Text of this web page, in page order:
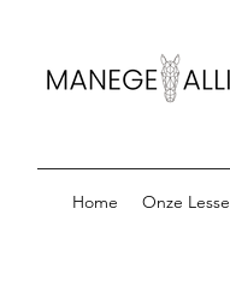
Home Onze